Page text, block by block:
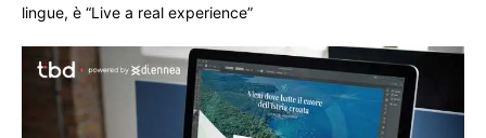
lingue, è “Live a real experience”